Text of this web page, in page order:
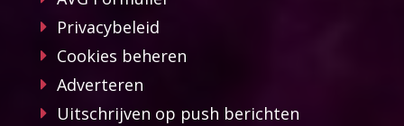
Privacybeleid
Cookies beheren
Adverteren
Uitschrijven op push berichten